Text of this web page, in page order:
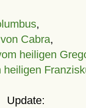
,
Cabra,
heiligen
heiligen